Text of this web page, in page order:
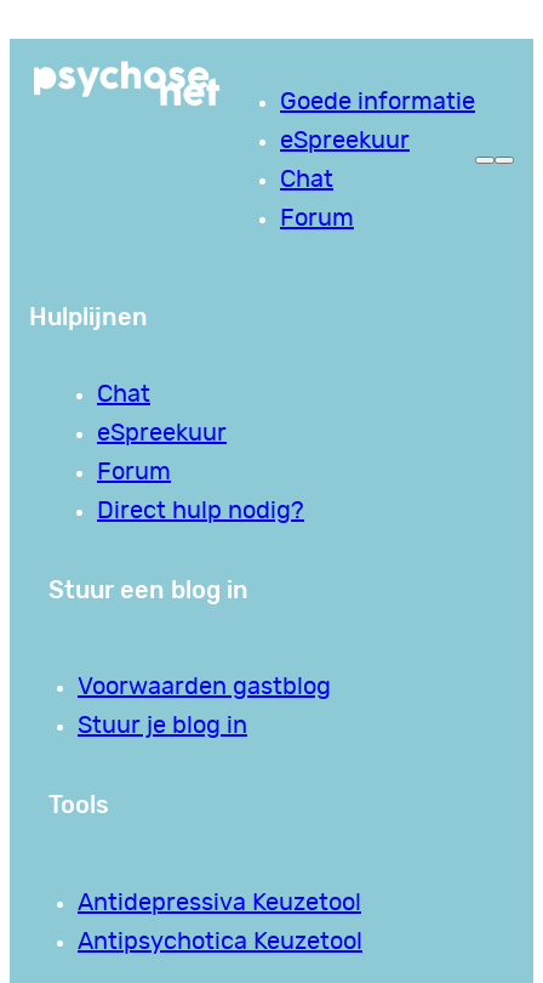
naar
Goede informatie
eSpreekuur
Chat
Forum
Hulplijnen
Chat
eSpreekuur
Forum
Direct hulp nodig?
Stuur een blog in
Voorwaarden gastblog
Stuur je blog in
Tools
Antidepressiva Keuzetool
Antipsychotica Keuzetool